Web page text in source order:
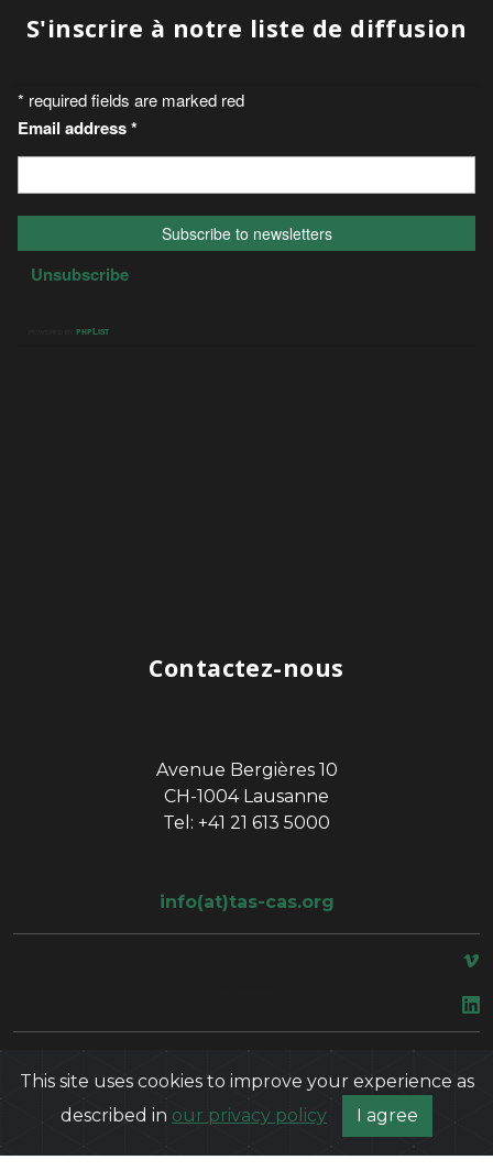
S'inscrire à notre liste de diffusion
Contactez-nous
Avenue Bergières 10
CH-1004 Lausanne
Tel: +41 21 613 5000
info(at)tas-cas.org
©2026Court of Arbitration for Sport
This site uses cookies to improve your experience as
described in our privacy policy I agree